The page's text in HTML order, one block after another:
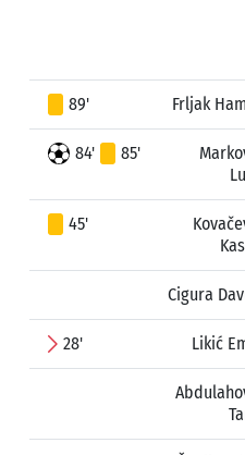
89' Frljak
84' 85'
45'
Cigura
28' Likić